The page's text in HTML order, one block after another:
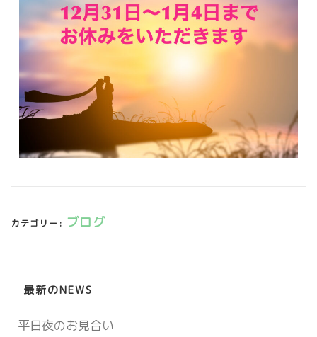
営業時間 9:00～18:00
お問い合わせ
カテゴリー: ブログ
最新のNEWS
平日夜のお見合い